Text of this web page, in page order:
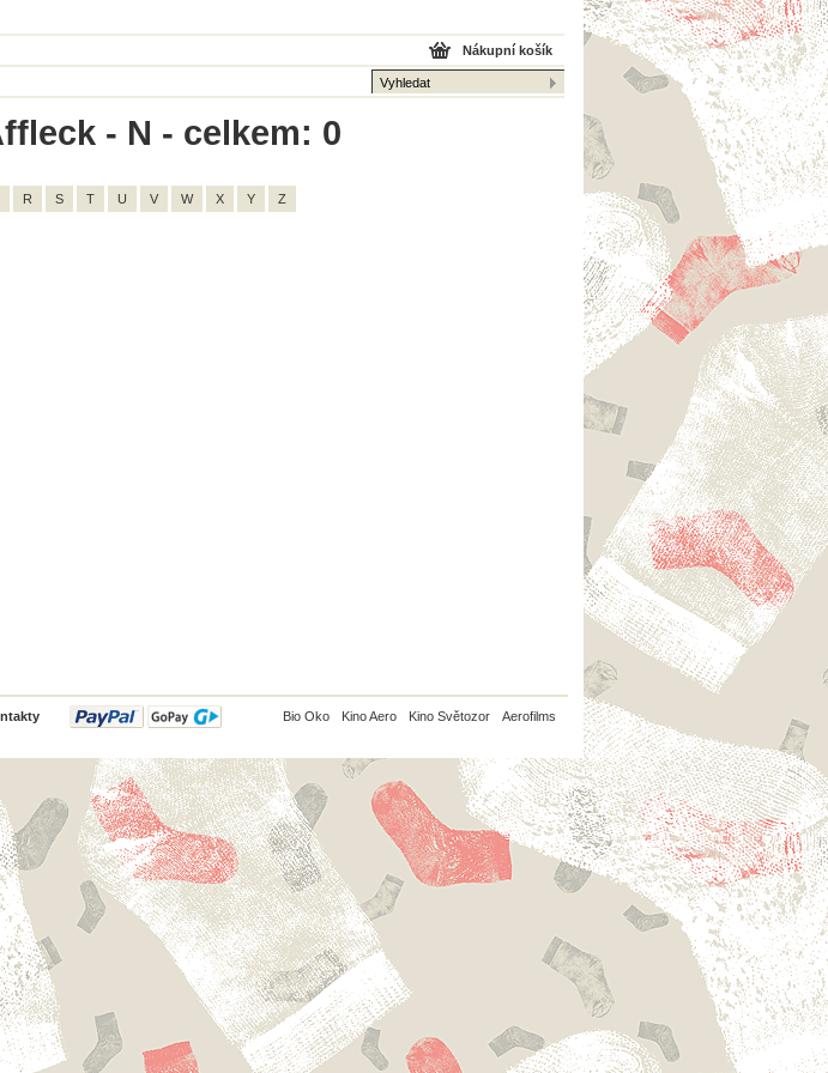
Nákupní košík
- N - celkem: 0
R S T U V W X Y Z
Bio Oko Kino Aero Kino Světozor Aerofilms